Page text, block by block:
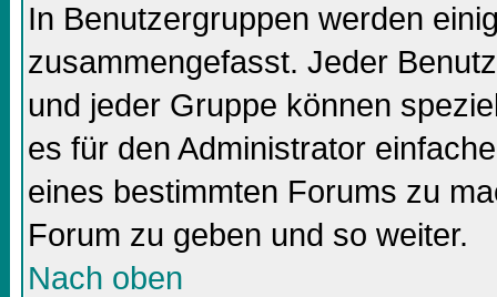
In Benutzergruppen werden
zusammengefasst. Jeder
und jeder Gruppe können
es für den Administrator
eines bestimmten Forums zu
Forum zu geben und so weiter.
Nach oben